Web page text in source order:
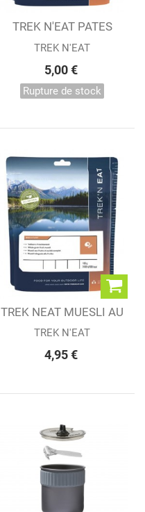
TREK N'EAT PATES
BOLOGNAISES AU...
TREK N'EAT
5,00 €
Rupture de stock
TREK NEAT MUESLI AU
BLE COMPLET...
TREK N'EAT
4,95 €